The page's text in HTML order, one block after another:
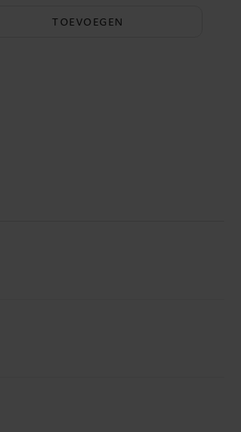
TOEVOEGEN